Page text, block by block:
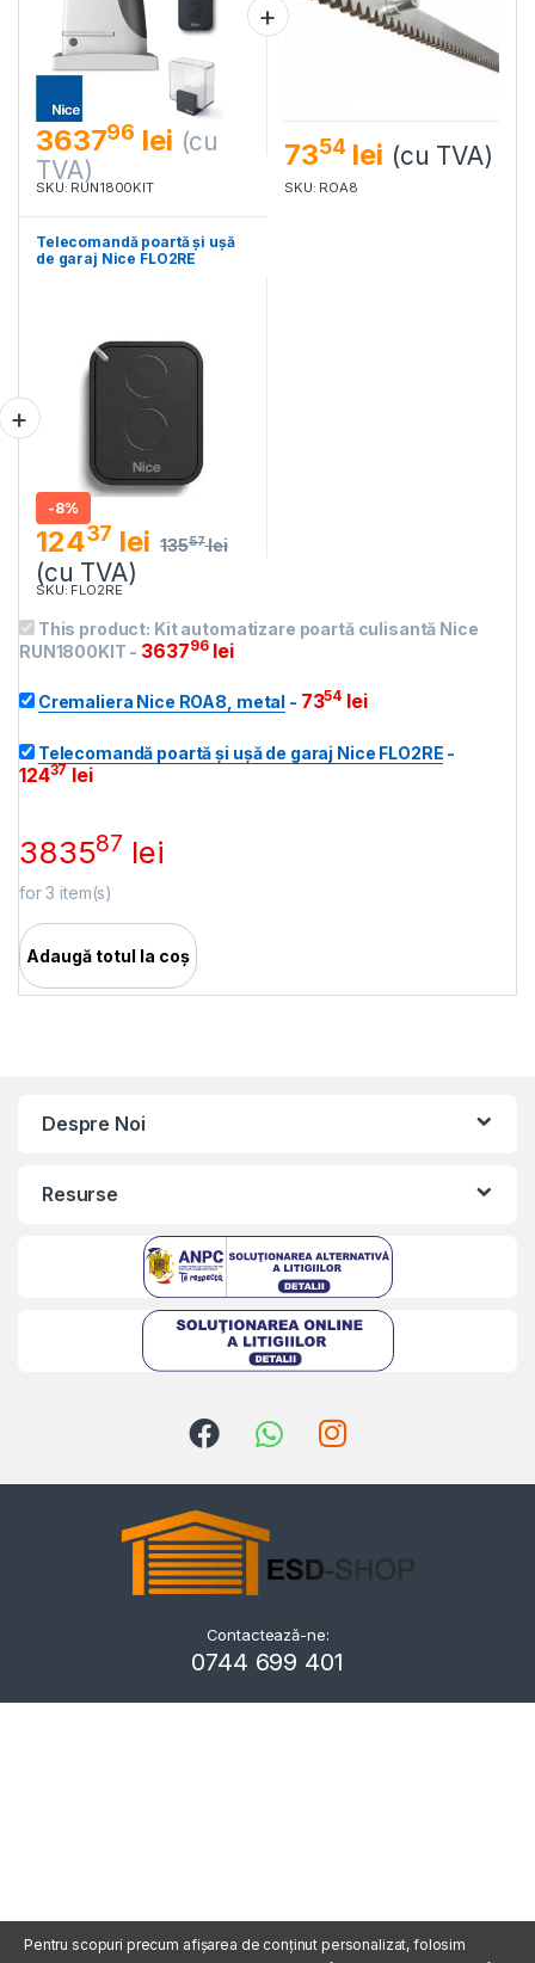
363796 lei (cu
TVA)
SKU: RUN1800KIT
7354 lei (cu TVA)
SKU: ROA8
Telecomandă poartă și ușă
de garaj Nice FLO2RE
-8%
12437 lei 13557 lei
(cu TVA)
SKU: FLO2RE
This product: Kit automatizare poartă culisantă Nice
RUN1800KIT - 363796 lei
Cremaliera Nice ROA8, metal - 7354 lei
Telecomandă poartă și ușă de garaj Nice FLO2RE -
12437 lei
383587 lei
for3 item(s)
Adaugă totul la coș
Despre Noi
Resurse
Kriszta
Typically replies within a day
Contactează-ne:
0744 699 401
Pentru scopuri precum afișarea de conținut personalizat, folosim